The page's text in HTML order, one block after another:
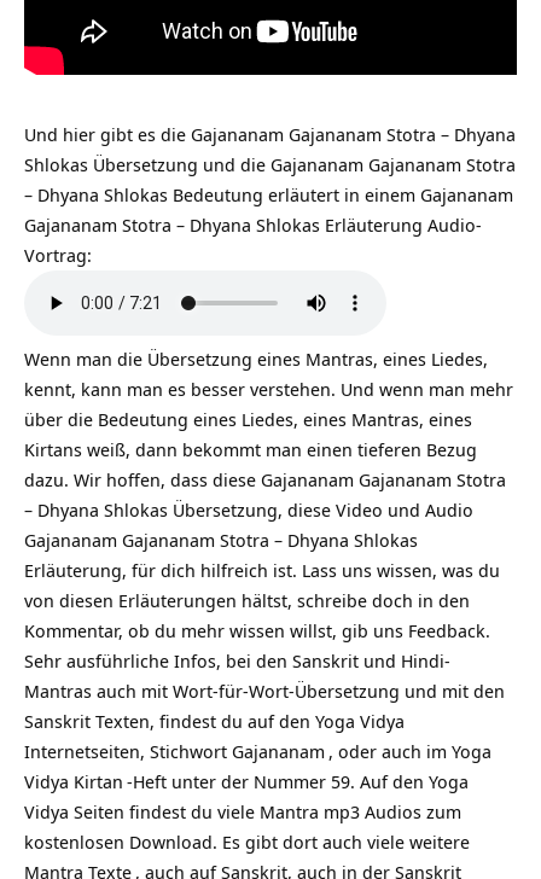
Und hier gibt es die Gajananam Gajananam Stotra – Dhyana
Shlokas Übersetzung und die Gajananam Gajananam Stotra
– Dhyana Shlokas Bedeutung erläutert in einem Gajananam
Gajananam Stotra – Dhyana Shlokas Erläuterung Audio-
Vortrag:
Wenn man die Übersetzung eines Mantras, eines Liedes,
kennt, kann man es besser verstehen. Und wenn man mehr
über die Bedeutung eines Liedes, eines Mantras, eines
Kirtans weiß, dann bekommt man einen tieferen Bezug
dazu. Wir hoffen, dass diese Gajananam Gajananam Stotra
– Dhyana Shlokas Übersetzung, diese Video und Audio
Gajananam Gajananam Stotra – Dhyana Shlokas
Erläuterung, für dich hilfreich ist. Lass uns wissen, was du
von diesen Erläuterungen hältst, schreibe doch in den
Kommentar, ob du mehr wissen willst, gib uns Feedback.
Sehr ausführliche Infos, bei den Sanskrit und Hindi-
Mantras auch mit Wort-für-Wort-Übersetzung und mit den
Sanskrit Texten, findest du auf den Yoga Vidya
Internetseiten, Stichwort Gajananam , oder auch im Yoga
Vidya Kirtan -Heft unter der Nummer 59. Auf den Yoga
Vidya Seiten findest du viele Mantra mp3 Audios zum
kostenlosen Download. Es gibt dort auch viele weitere
Mantra Texte , auch auf Sanskrit, auch in der Sanskrit